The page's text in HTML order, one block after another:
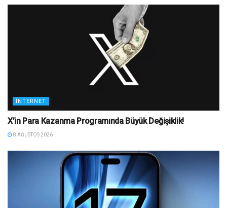
İNTERNET
X’in Para Kazanma Programında Büyük Değişiklik!
8 AĞUSTOS 2026